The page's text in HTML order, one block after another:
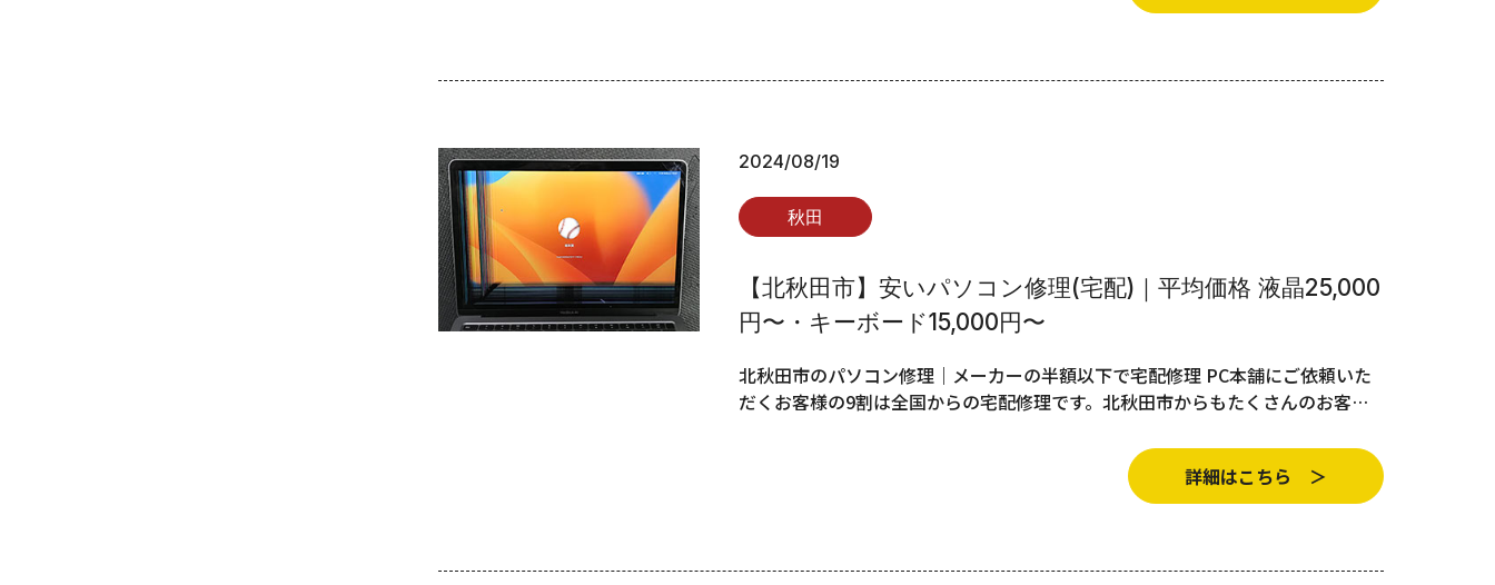
2024/08/19
秋田
【北秋田市】安いパソコン修理(宅配)｜平均価格 液晶25,000
円〜・キーボード15,000円〜
北秋田市のパソコン修理｜メーカーの半額以下で宅配修理 PC本舗にご依頼いた
だくお客様の9割は全国からの宅配修理です。北秋田市からもたくさんのお客…
詳細はこちら ＞